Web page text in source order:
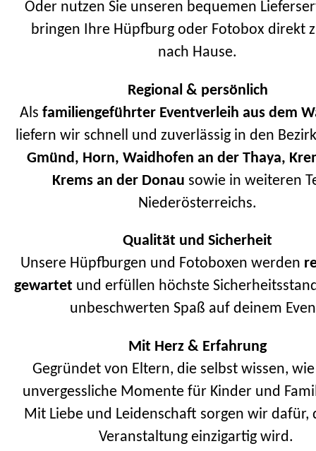
Oder nutzen Sie unseren bequemen
bringen Ihre Hüpfburg oder Fotobox direkt
nach Hause.
Regional & persönlich
Als familiengeführter Eventverleih aus dem
liefern wir schnell und zuverlässig in den
Gmünd, Horn, Waidhofen an der Thaya,
Krems an der Donau sowie in weiteren
Niederösterreichs.
Qualität und Sicherheit
Unsere Hüpfburgen und Fotoboxen werden
gewartet und erfüllen höchste
unbeschwerten Spaß auf deinem
Mit Herz & Erfahrung
Gegründet von Eltern, die selbst wissen,
unvergessliche Momente für Kinder und
Mit Liebe und Leidenschaft sorgen wir dafür,
Veranstaltung einzigartig wird.